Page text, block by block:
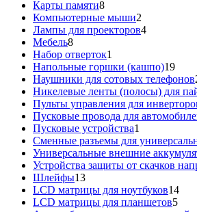
Карты памяти88
товаров
Компьютерные мыши2
товара
Лампы для проекторов44
Мебель88
товаров
Набор отверток1
товар
Напольные горшки (кашпо)1919
Наушники для сотовых телефонов
Никелевые ленты (полосы) для
Пульты управления для
Пусковые провода для
Пусковые устройства1
товар
Сменные разъемы для
Универсальные внешние
Устройства защиты от скачков
Шлейфы1313
товаров
LCD матрицы для ноутбуков1414
LCD матрицы для планшетов55